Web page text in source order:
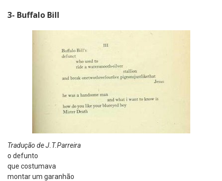
3- Buffalo Bill
Tradução de J.T.Parreira
o defunto
que costumava
montar um garanhão